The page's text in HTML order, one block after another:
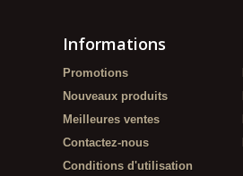
Informations
Promotions
Nouveaux produits
Meilleures ventes
Contactez-nous
Conditions d'utilisation